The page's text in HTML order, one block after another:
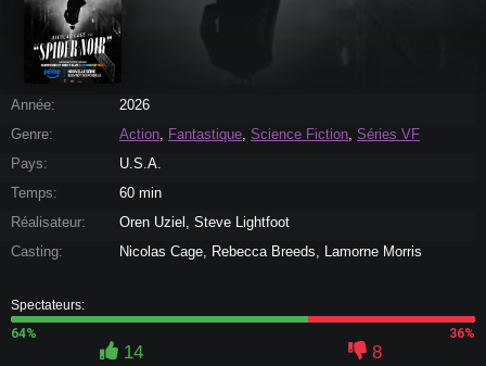
Année:
2026
Genre:
Action, Fantastique, Science Fiction, Séries VF
Pays:
U.S.A.
Temps:
60 min
Réalisateur:
Oren Uziel, Steve Lightfoot
Casting:
Nicolas Cage, Rebecca Breeds, Lamorne Morris
Spectateurs:
64%
36%
14 8